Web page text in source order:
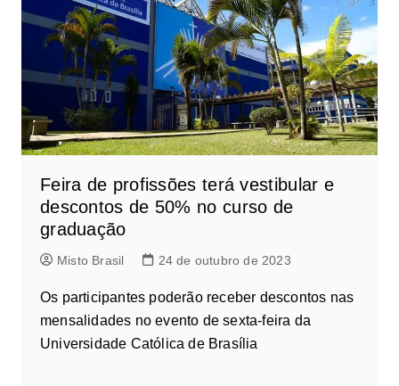
Feira de profissões terá vestibular e
descontos de 50% no curso de
graduação
Misto Brasil 24 de outubro de 2023
Os participantes poderão receber descontos nas
mensalidades no evento de sexta-feira da
Universidade Católica de Brasília